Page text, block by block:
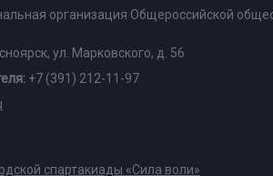
организация Общероссийской
ул. Марковского, д. 56
+7 (391) 212-11-97
спартакиады «Сила воли»